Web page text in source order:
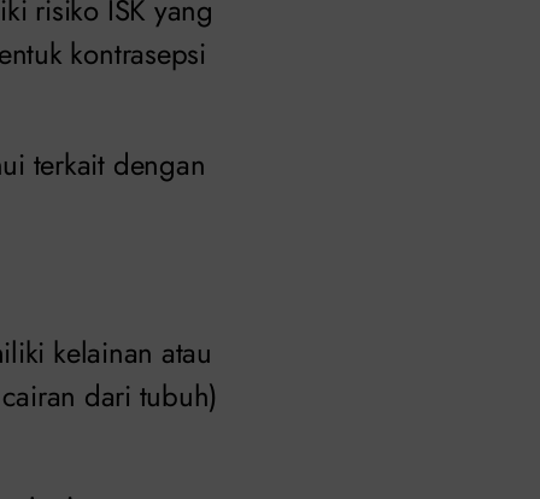
risiko ISK yang
kontrasepsi
terkait dengan
kelainan atau
dari tubuh)